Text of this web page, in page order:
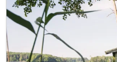
inkl. Pool mit
inkl. Sprudelliege,
inkl. Leihbademantel für Ihren
inkl. 1 Flasche Wasser auf dem
inkl. Nutzung des